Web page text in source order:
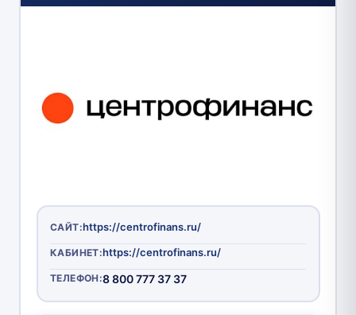
САЙТ:https://centrofinans.ru/
КАБИНЕТ:https://centrofinans.ru/
ТЕЛЕФОН:8 800 777 37 37